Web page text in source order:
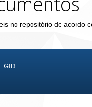
no repositório de acordo
GID